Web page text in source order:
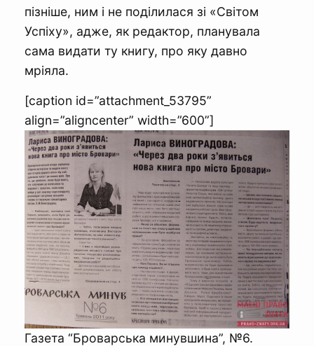
пізніше, ним і не поділилася зі «Світом
Успіху», адже, як редактор, планувала
сама видати ту книгу, про яку давно
мріяла.
[caption id=”attachment_53795”
align=”aligncenter” width=”600”]
Газета “Броварська минувшина”, №6.